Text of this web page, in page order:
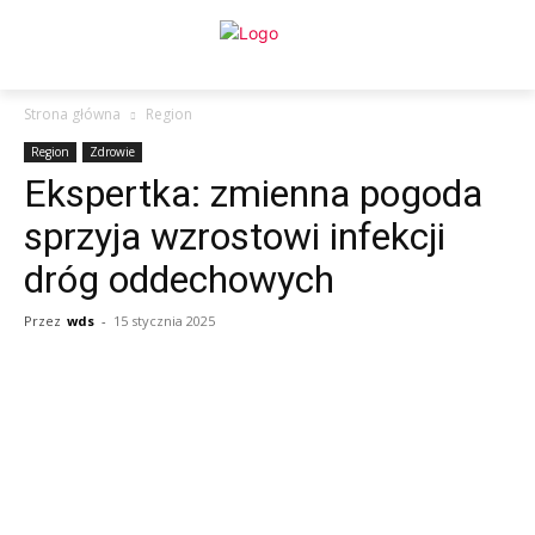
Strona główna Region
Region Zdrowie
Ekspertka: zmienna pogoda
sprzyja wzrostowi infekcji
dróg oddechowych
Przez wds - 15 stycznia 2025